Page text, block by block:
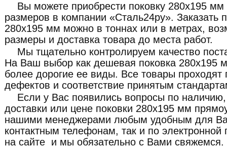
Вы можете приобрести поковку 280x195
размеров в компании «Сталь24ру». Заказать
280x195 мм можно в тоннах или в метрах,
размеры и доставка товара до места работ.
Мы тщательно контролируем качество
На Ваш выбор как дешевая поковка 280x195
более дорогие ее виды. Все товары проходят
дефектов и соответствие принятым
Если у Вас появились вопросы по
доставки или цене поковки 280x195 мм
нашими менеджерами любым удобным для
контактным телефонам, так и по электронной
на сайте и мы обязательно с Вами свяжемся.